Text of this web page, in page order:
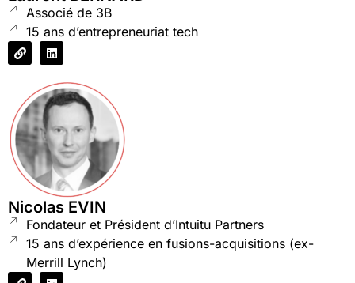
Associé de 3B
15 ans d’entrepreneuriat tech
Nicolas EVIN
Fondateur et Président d’Intuitu Partners
15 ans d’expérience en fusions-acquisitions (ex-
Merrill Lynch)